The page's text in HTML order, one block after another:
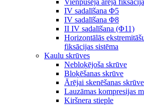
IV sadalīšana Φ5
IV sadalīšana Φ8
II IV sadalīšana (Φ11)
Horizontālās
fiksācijas sistēma
Kaulu skrūves
Nebloķējoša skrūve
Bloķēšanas skrūve
Ārējai skenēšanas skrūve
Lauzāmas kompresijas
Kiršnera stieple